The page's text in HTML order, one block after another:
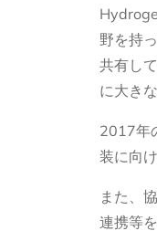
野を持
共有し
に大き
2017年
装に向
また、
連携等